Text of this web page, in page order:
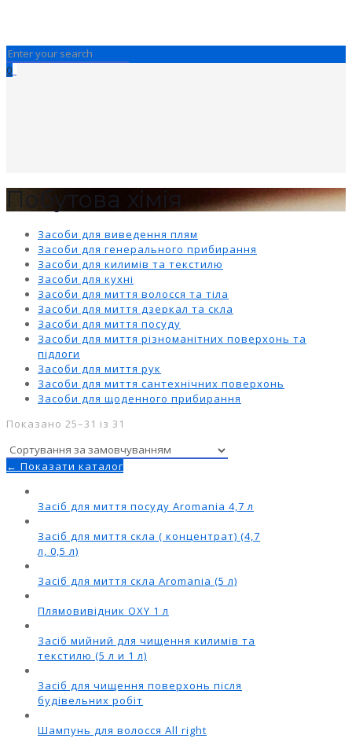
0
Побутова хімія
Засоби для виведення плям
Засоби для генерального прибирання
Засоби для килимів та текстилю
Засоби для кухні
Засоби для миття волосся та тіла
Засоби для миття дзеркал та скла
Засоби для миття посуду
Засоби для миття різноманітних поверхонь та
підлоги
Засоби для миття рук
Засоби для миття сантехнічних поверхонь
Засоби для щоденного прибирання
Показано 25–31 із 31
← Показати каталог
Засіб для миття посуду Aromania 4,7 л
Засіб для миття скла ( концентрат) (4,7
л, 0,5 л)
Засіб для миття скла Аromania (5 л)
Плямовивідник OXY 1 л
Засіб мийний для чищення килимів та
текстилю (5 л и 1 л)
Засіб для чищення поверхонь після
будівельних робіт
Шампунь для волосся All right